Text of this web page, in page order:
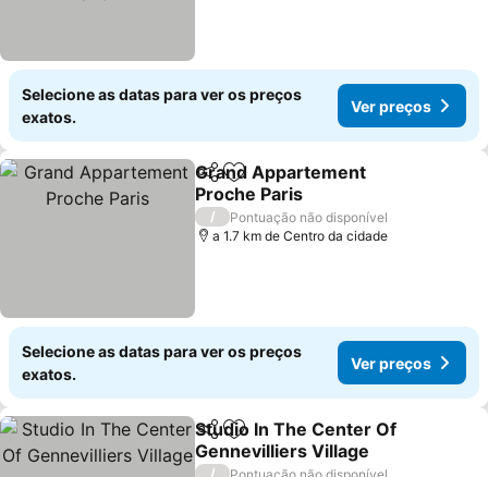
Selecione as datas para ver os preços
exatos.
Ver preços
PartilharAdicionar aos favoritos
Grand Appartement
Proche Paris
Ver preços
/
Pontuação não disponível
a 1.7 km de Centro da cidade
Selecione as datas para ver os preços
exatos.
Ver preços
PartilharAdicionar aos favoritos
Studio In The Center Of
Gennevilliers Village
/ Pontuação não disponível